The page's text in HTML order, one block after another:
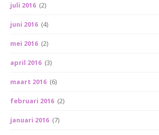
juli 2016 (2)
juni 2016 (4)
mei 2016 (2)
april 2016 (3)
maart 2016 (6)
februari 2016 (2)
januari 2016 (7)